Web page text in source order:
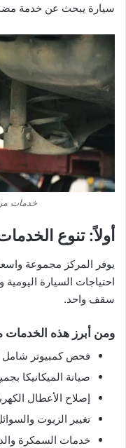
سيارة يبحث عن خدمة
خدمات
أولاً: تنوع
يوفر المركز مجموعة
احتياجات السيارة
سقف واحد.
ومن أبرز هذه الخدمات
فحص كمبيوتر شامل
صيانة الميكانيكا
إصلاح الأعطال
تغيير الزيوت
خدمات السمكرة